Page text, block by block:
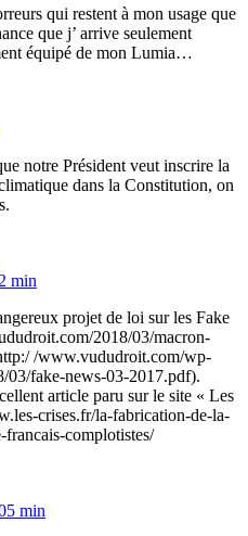
qui restent à mon usage que
que j’ arrive seulement
équipé de mon Lumia…
notre Président veut inscrire la
dans la Constitution, on
min
projet de loi sur les Fake
2018/03/macron-
/www.vududroit.com/wp-
03/fake-news-03-2017.pdf).
article paru sur le site « Les
crises.fr/la-fabrication-de-la-
francais-complotistes/
min